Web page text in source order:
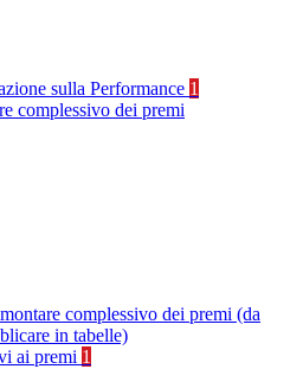
sulla Performance 1
complessivo dei premi
complessivo dei premi (da
in tabelle)
ai premi 1